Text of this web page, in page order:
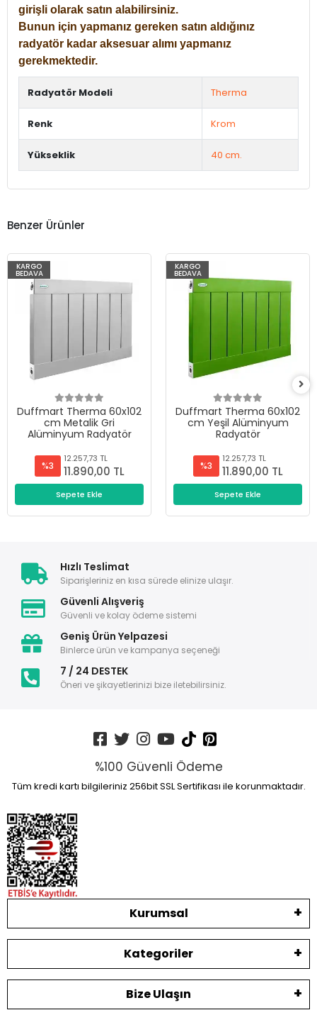
girişli olarak satın alabilirsiniz.
Bunun için yapmanız gereken satın aldığınız
radyatör kadar aksesuar alımı yapmanız
gerekmektedir.
Radyatör Modeli Therma
Renk Krom
Yükseklik 40 cm.
Benzer Ürünler
KARGO
BEDAVA
Duffmart Therma 60x102
cm Metalik Gri
Alüminyum Radyatör
%3
12.257,73 TL
11.890,00 TL
Sepete Ekle
KARGO
BEDAVA
Duffmart Therma 60x102
cm Yeşil Alüminyum
Radyatör
%3
12.257,73 TL
11.890,00 TL
Sepete Ekle
Hızlı Teslimat
Siparişleriniz en kısa sürede elinize ulaşır.
Güvenli Alışveriş
Güvenli ve kolay ödeme sistemi
Geniş Ürün Yelpazesi
Binlerce ürün ve kampanya seçeneği
7 / 24 DESTEK
Öneri ve şikayetlerinizi bize iletebilirsiniz.
%100 Güvenli Ödeme
Tüm kredi kartı bilgileriniz 256bit SSL Sertifikası ile korunmaktadır.
Kurumsal
Kategoriler
Bize Ulaşın